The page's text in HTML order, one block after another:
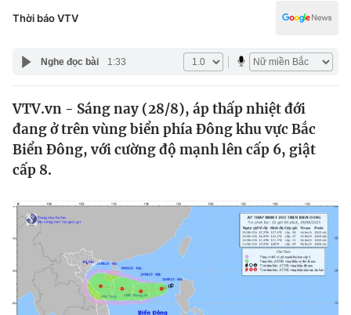
Y tế
Thế giới
Tin tức
Thế giới đó đây
Câu chuyện quốc tế
Kinh tế
Tài chính
Thị trường
Góc doanh nghiệp
Dữ liệu và đời sống
Truyền hình
Văn hóa - Giải trí
Đời sống
Giáo dục
Thời báo VTV
Nghe đọc bài 1:33
VTV.vn - Sáng nay (28/8), áp thấp nhiệt đới
đang ở trên vùng biển phía Đông khu vực Bắc
Biển Đông, với cường độ mạnh lên cấp 6, giật
cấp 8.